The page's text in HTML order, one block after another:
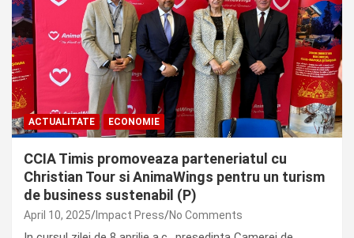
ACTUALITATE ECONOMIE
CCIA Timis promoveaza parteneriatul cu
Christian Tour si AnimaWings pentru un turism
de business sustenabil (P)
April 10, 2025 Impact Press No Comments